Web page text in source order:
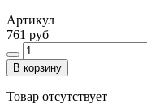
Артикул
761 руб
В корзину
Товар отсутствует